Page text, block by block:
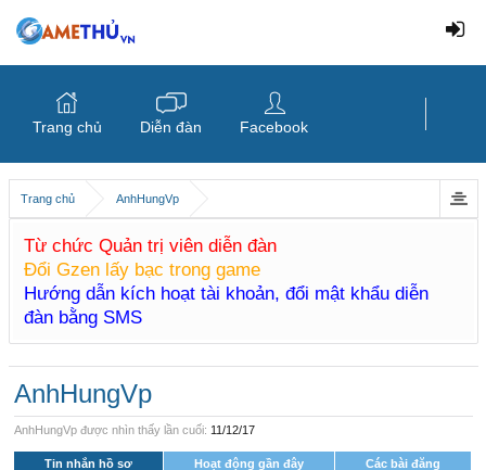
Trang chủ AnhHungVp
Từ chức Quản trị viên diễn đàn
Đổi Gzen lấy bạc trong game
Hướng dẫn kích hoạt tài khoản, đổi mật khẩu diễn
đàn bằng SMS
AnhHungVp
AnhHungVp được nhìn thấy lần cuối: 11/12/17
Tin nhắn hồ sơ Hoạt động gần đây
Các bài đăng
Trang chủ Diễn đàn Facebook